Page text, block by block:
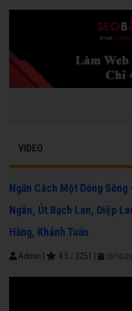
VIDEO
Ngăn Cách Một Dòng
Ngân, Út Bạch Lan, Diệp
Hằng, Khánh Tuấn
Admin 4.5 / 3251 15/10/